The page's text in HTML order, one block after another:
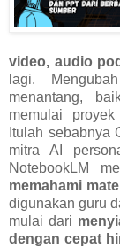
video, audio
lagi.
menantang,
memulai
Itulah sebabnya
mitra AI
NotebookLM
memahami
digunakan guru
mulai dari
dengan cepat